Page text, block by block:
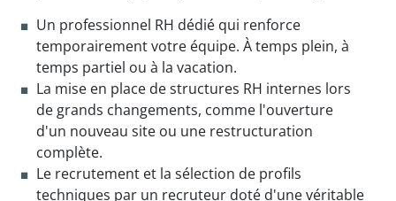
Un professionnel RH dédié qui renforce
temporairement votre équipe. À temps plein, à
temps partiel ou à la vacation.
La mise en place de structures RH internes lors
de grands changements, comme l'ouverture
d'un nouveau site ou une restructuration
complète.
Le recrutement et la sélection de profils
techniques par un recruteur doté d'une véritable